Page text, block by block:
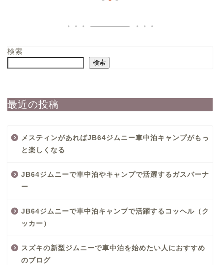
検索
検索
最近の投稿
メスティンがあればJB64ジムニー車中泊キャンプがもっ
と楽しくなる
JB64ジムニーで車中泊やキャンプで活躍するガスバーナ
ー
JB64ジムニーで車中泊キャンプで活躍するコッヘル（ク
ッカー）
スズキの新型ジムニーで車中泊を始めたい人におすすめ
のブログ